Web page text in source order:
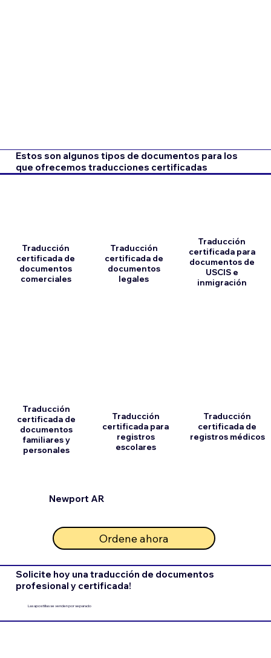
Estos son algunos tipos de documentos para los
que ofrecemos traducciones certificadas
Newport AR
Traducción
certificada de
documentos
comerciales
Traducción
certificada de
documentos
familiares y
personales
Traducción
certificada de
documentos
legales
Traducción
certificada para
registros
escolares
Ordene ahora
Traducción
certificada para
documentos de
USCIS e
inmigración
Traducción
certificada de
registros médicos
Solicite hoy una traducción de documentos
profesional y certificada!
Las apostillas se venden por separado